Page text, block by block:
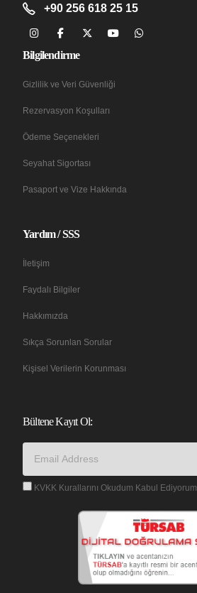
+90 256 618 25 15
Bilgilendirme
Gizlilik ve Veri Güvenliği
Rezervasyon Koşulları
Ödeme Seçenekleri
Seyahat Sigortası
Pasaport ve Vize Hakkında
Yardım / SSS
İletişim
Faydalı Bilgiler
Hakkımızda
Sıkça Sorunlan Sorular
Kişisel Verilerin Korunması
Bültene Kayıt Ol:
KVKK Kurallarını Okudum Kabul Ediyorum.